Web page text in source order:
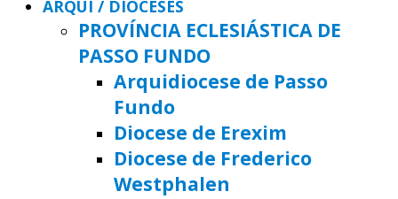
ARQUI / DIOCESES
PROVÍNCIA ECLESIÁSTICA DE
PASSO FUNDO
Arquidiocese de Passo
Fundo
Diocese de Erexim
Diocese de Frederico
Westphalen